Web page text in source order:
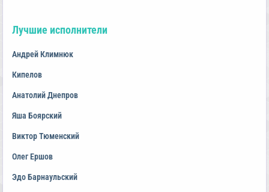
Лучшие исполнители
Андрей Климнюк
Кипелов
Анатолий Днепров
Яша Боярский
Виктор Тюменский
Олег Ершов
Эдо Барнаульский